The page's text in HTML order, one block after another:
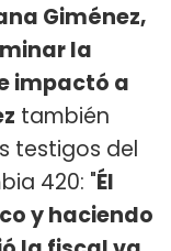
Giménez,
la
impactó a
también
testigos del
420: "Él
y haciendo